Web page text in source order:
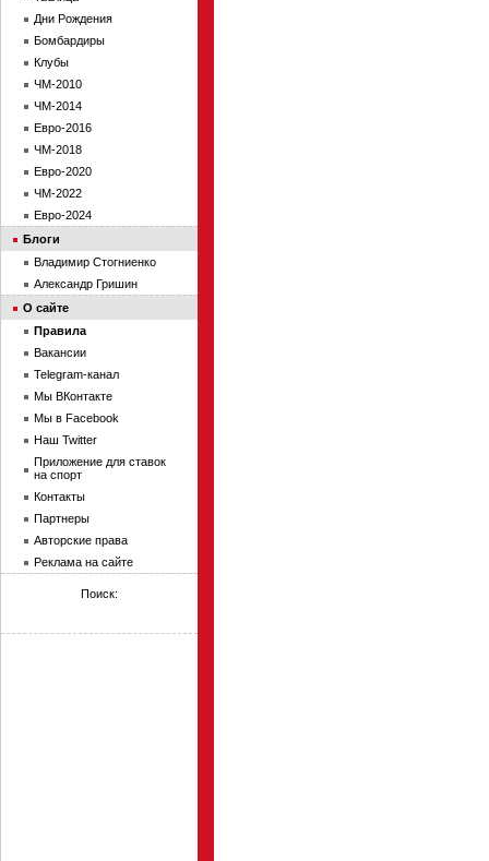
Дни Рождения
Бомбардиры
Клубы
ЧМ-2010
ЧМ-2014
Евро-2016
ЧМ-2018
Евро-2020
ЧМ-2022
Евро-2024
Блоги
Владимир Стогниенко
Александр Гришин
О сайте
Правила
Вакансии
Telegram-канал
Мы ВКонтакте
Мы в Facebook
Наш Twitter
Приложение для ставок
на спорт
Контакты
Партнеры
Авторские права
Реклама на сайте
Поиск: